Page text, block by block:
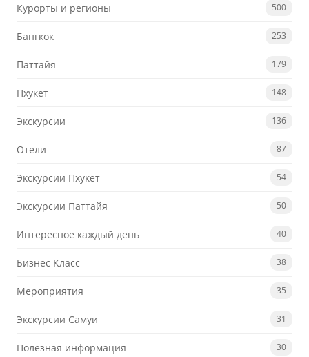
Курорты и регионы 500
Бангкок 253
Паттайя 179
Пхукет 148
Экскурсии 136
Отели 87
Экскурсии Пхукет 54
Экскурсии Паттайя 50
Интересное каждый день 40
Бизнес Класс 38
Мероприятия 35
Экскурсии Самуи 31
Полезная информация 30